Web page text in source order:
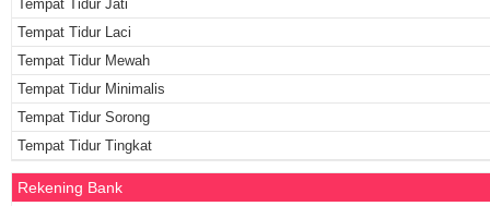
Tempat Tidur Jati
Tempat Tidur Laci
Tempat Tidur Mewah
Tempat Tidur Minimalis
Tempat Tidur Sorong
Tempat Tidur Tingkat
Rekening Bank